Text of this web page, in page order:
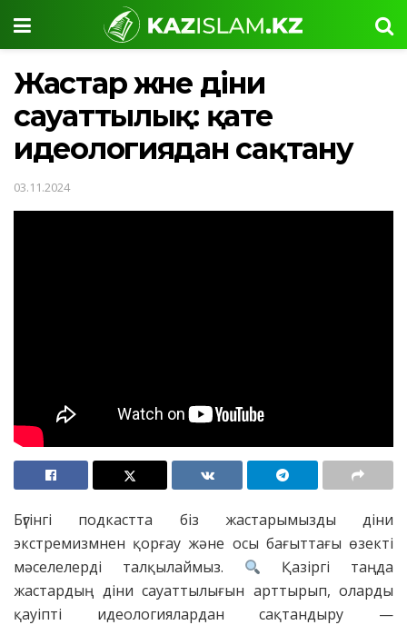
Жастар және діни
сауаттылық: қате
идеологиядан сақтану
03.11.2024
Бүгінгі подкастта біз жастарымызды діни
экстремизмнен қорғау және осы бағыттағы өзекті
мәселелерді талқылаймыз.
Қазіргі таңда
жастардың діни сауаттылығын арттырып, оларды
қауіпті идеологиялардан сақтандыру —